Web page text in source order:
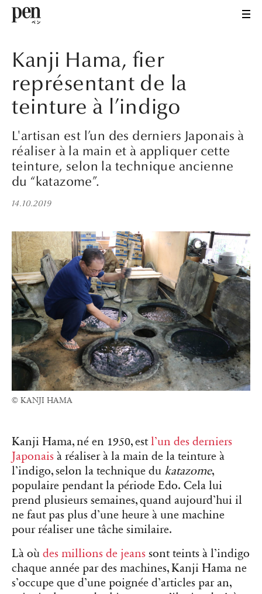
Kanji Hama, fier
représentant de la
teinture à l’indigo
L'artisan est l’un des derniers Japonais à
réaliser à la main et à appliquer cette
teinture, selon la technique ancienne
du “katazome”.
14.10.2019
© KANJI HAMA
Kanji Hama, né en 1950, estl’un des derniers
Japonais à réaliser à la main de la teinture à
l’indigo, selon la technique du katazome,
populaire pendant la période Edo. Cela lui
prend plusieurs semaines, quand aujourd’hui il
ne faut pas plus d’une heure à une machine
pour réaliser une tâche similaire.
Là où des millions de jeans sont teints à l’indigo
chaque année par des machines, Kanji Hama ne
s’occupe que d’une poignée d’articles par an,